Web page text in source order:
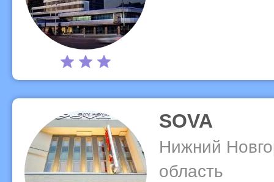
SOVA
Нижний
область